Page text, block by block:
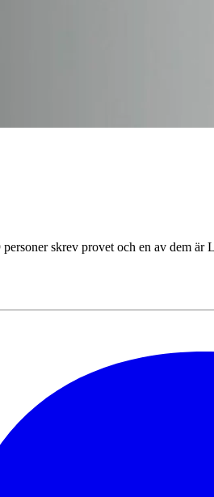
skrev provet och en av dem